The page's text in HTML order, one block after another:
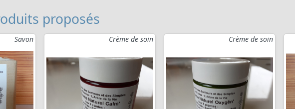
proposés
Savon Crème de soin Crème de soin